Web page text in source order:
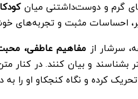
گرم و دوست‌داشتنی میان
احساسات مثبت و تجربه‌های
سرشار از مفاهیم عاطفی،
بشناسند و بیان کنند. در کنار
کرده و نگاه کنجکاو او را به